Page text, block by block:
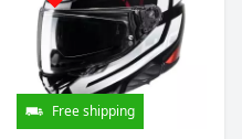
Free shipping